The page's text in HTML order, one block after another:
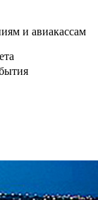
и авиакассам